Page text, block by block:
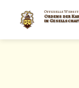
content
Offizielle
Ordens der
in